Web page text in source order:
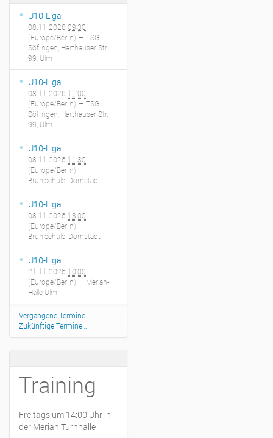
U10-Liga
08.11.2026 09:30
(Europe/Berlin) — TSG
Söflingen, Harthauser Str.
99, Ulm
U10-Liga
08.11.2026 11:00
(Europe/Berlin) — TSG
Söflingen, Harthauser Str.
99, Ulm
U10-Liga
08.11.2026 11:30
(Europe/Berlin) —
Brühlschule, Dornstadt
U10-Liga
08.11.2026 13:00
(Europe/Berlin) —
Brühlschule, Dornstadt
U10-Liga
21.11.2026 10:00
(Europe/Berlin) — Merian-
Halle Ulm
Vergangene Termine
Zukünftige Termine…
Training
Freitags um 14:00 Uhr in
der Merian Turnhalle